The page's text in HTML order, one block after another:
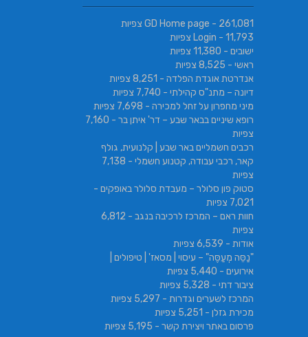
GD Home page - 261,081 צפיות
Login - 11,793 צפיות
ישובים - 11,380 צפיות
ראשי - 8,525 צפיות
אנדרטת אוגדת הפלדה - 8,251 צפיות
דיונה – מתנ"ס קהילתי - 7,740 צפיות
מיני מחפרון על זחל למכירה - 7,698 צפיות
רופא שיניים בבאר שבע – דר' איתן בר
- 7,160
צפיות
רכבים חשמליים באר שבע | קלנועית, גולף
קאר, רכבי עבודה, קטנוע חשמלי
- 7,138
צפיות
סטוק פון סלולר – מעבדת סלולר באופקים -
7,021 צפיות
חוות ראם – המרכז לרכיבה בנגב
- 6,812
צפיות
אודות - 6,539 צפיות
"נַסֵּה מְעַסֶּה" – עיסוי | מסאז' | טיפולים |
אירועים - 5,440 צפיות
ציבור דתי - 5,328 צפיות
המרכז לשערים וגדרות - 5,297 צפיות
מכירת גזלן - 5,251 צפיות
פרסום באתר ויצירת קשר - 5,195 צפיות